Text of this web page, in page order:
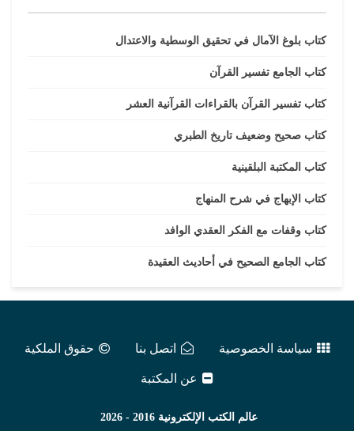
كتاب بلوغ الآمال في تحقيق الوسطية والاعتدال
كتاب الجامع تفسير القرآن
كتاب تفسير القرآن بالقراءات القرآنية العشر
كتاب صحيح وضعيف تاريخ الطبري
كتاب المكتبة البلقينية
كتاب الإبهاج في شرح المنهاج
كتاب وقفات مع الفكر العقدي الوافد
كتاب الجامع الصحيح في أحاديث العقيدة
سياسة الخصوصية اتصل بنا حقوق الملكية
عن المكتبة
عالم الكتب الإلكترونية 2016 - 2026